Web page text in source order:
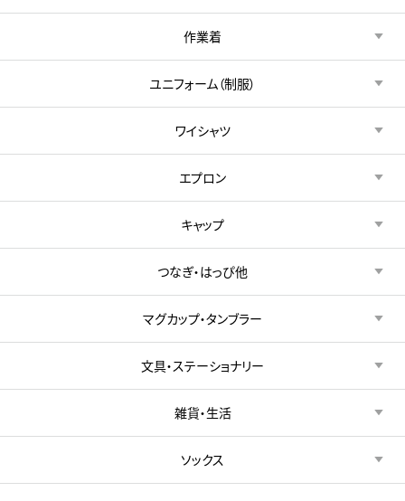
作業着
ユニフォーム（制服）
ワイシャツ
エプロン
キャップ
つなぎ・はっぴ他
マグカップ・タンブラー
文具・ステーショナリー
雑貨・生活
ソックス